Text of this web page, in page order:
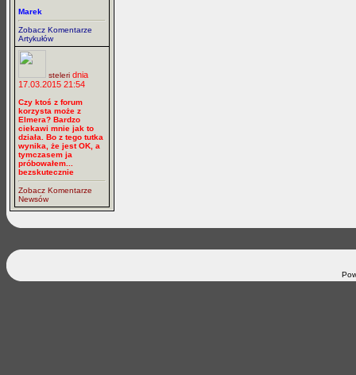
Marek
Zobacz Komentarze
Artykułów
steleri dnia
17.03.2015 21:54
Czy ktoś z forum
korzysta może z
Elmera? Bardzo
ciekawi mnie jak to
działa. Bo z tego tutka
wynika, że jest OK, a
tymczasem ja
próbowałem...
bezskutecznie
Zobacz Komentarze
Newsów